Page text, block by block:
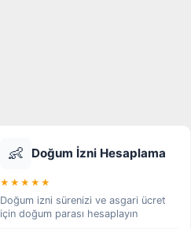
👶 Doğum İzni Hesaplama
★★★★★
Doğum izni sürenizi ve asgari ücret
için doğum parası hesaplayın